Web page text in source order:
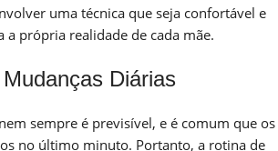
uma técnica que seja confortável e
a própria realidade de cada mãe.
Diárias
sempre é previsível, e é comum que os
no último minuto. Portanto, a rotina de